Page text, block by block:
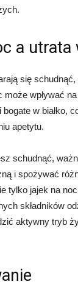
a utrata
się
może wpływać
w białko,
apetytu.
schudnąć,
i spożywać
tylko jajek na
składników
aktywny tryb